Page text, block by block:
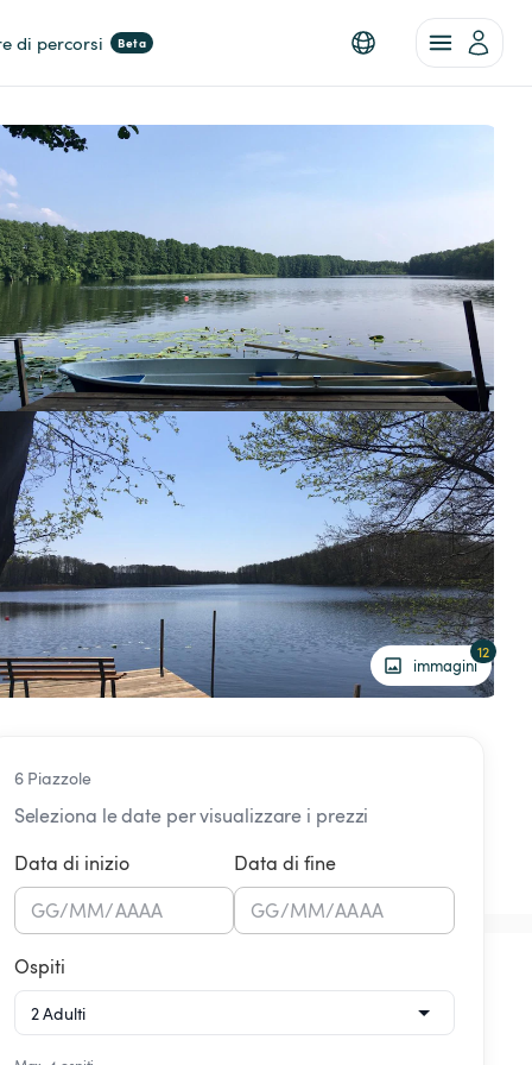
di percorsi Beta
immagini
12
6 Piazzole
Seleziona le date per visualizzare i prezzi
Data di inizio
GG/MM/AAAA
Data di fine
GG/MM/AAAA
Ospiti